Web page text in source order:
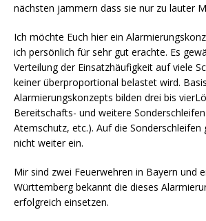
nächsten jammern dass sie nur zu lauter
Ich möchte Euch hier ein
ich persönlich für sehr gut erachte. Es
Verteilung der Einsatzhäufigkeit auf viele
keiner überproportional belastet wird.
Alarmierungskonzepts bilden drei bis
Bereitschafts- und weitere
Atemschutz, etc.). Auf die
nicht weiter ein.
Mir sind zwei Feuerwehren in Bayern und
Württemberg bekannt die dieses
erfolgreich einsetzen.